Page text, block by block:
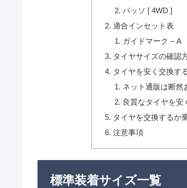
パッソ [ 4WD ]
適合インセット表
ガイドマーク – A
タイヤサイズの確認
タイヤを安く交換す
ネット通販は断然
良質なタイヤを安
タイヤを交換するか
注意事項
標準装着サイズ一覧